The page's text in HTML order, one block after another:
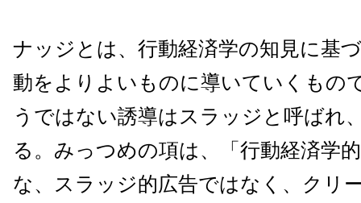
ナッジとは、行動経済学の知見に基
動をよりよいものに導いていくもの
うではない誘導はスラッジと呼ばれ
る。みっつめの項は、「行動経済学
な、スラッジ的広告ではなく、クリ